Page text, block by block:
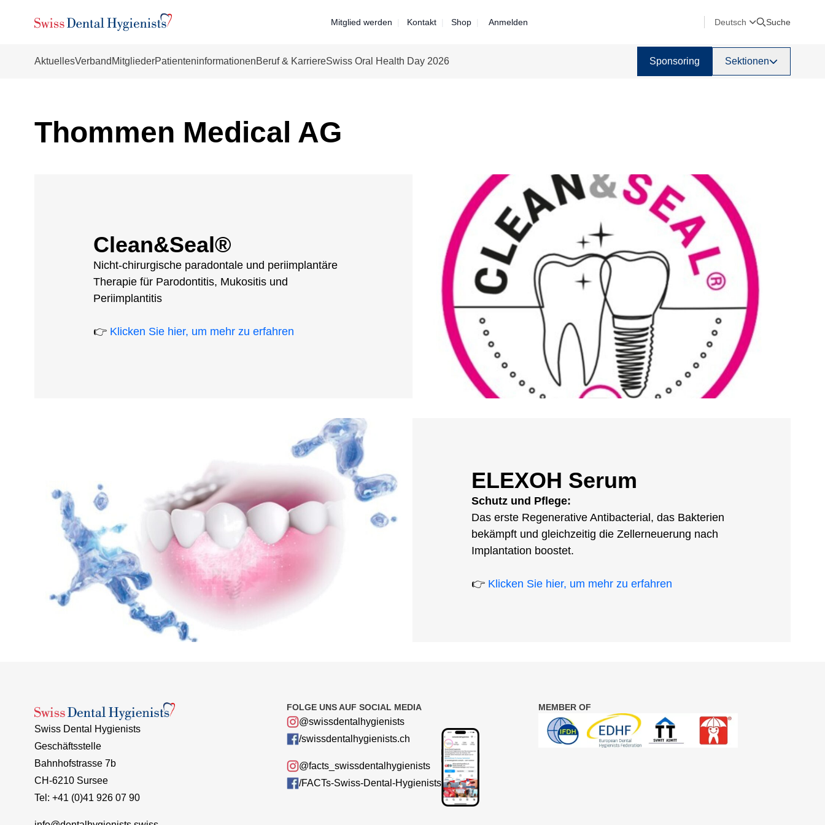
Mitglied werden Kontakt Shop Anmelden Deutsch Suche
AktuellesVerband MitgliederPatienteninformationenBeruf & KarriereSwiss Oral Health Day 2026 Sponsoring Sektionen
Thommen Medical AG
Clean&Seal®
Nicht-chirurgische paradontale und periimplantäre
Therapie für Parodontitis, Mukositis und
Periimplantitis
👉 Klicken Sie hier, um mehr zu erfahren
ELEXOH Serum
Schutz und Pflege:
Das erste Regenerative Antibacterial, das Bakterien
bekämpft und gleichzeitig die Zellerneuerung nach
Implantation boostet.
👉 Klicken Sie hier, um mehr zu erfahren
Swiss Dental Hygienists
Geschäftsstelle
Bahnhofstrasse 7b
CH-6210 Sursee
Tel: +41 (0)41 926 07 90
FOLGE UNS AUF SOCIAL MEDIA
@swissdentalhygienists
/swissdentalhygienists.ch
@facts_swissdentalhygienists
/FACTs-Swiss-Dental-Hygienists
MEMBER OF